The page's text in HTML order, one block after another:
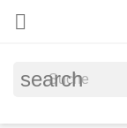

search